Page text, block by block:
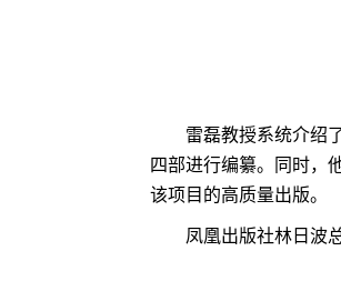
雷磊教授系统介绍
四部进行编纂。同时，
该项目的高质量出版。
凤凰出版社林日波